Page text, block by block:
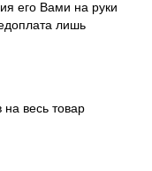
его Вами на руки
лишь
весь товар